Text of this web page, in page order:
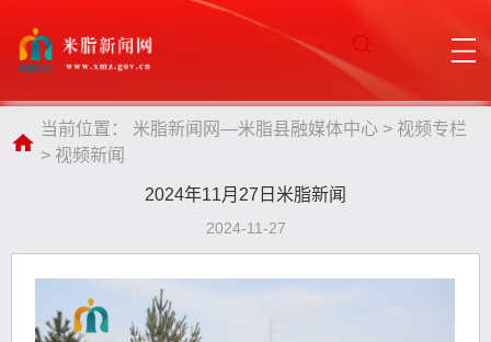
当前位置： 米脂新闻网—米脂县融媒体中心 > 视频专栏
> 视频新闻
2024年11月27日米脂新闻
2024-11-27